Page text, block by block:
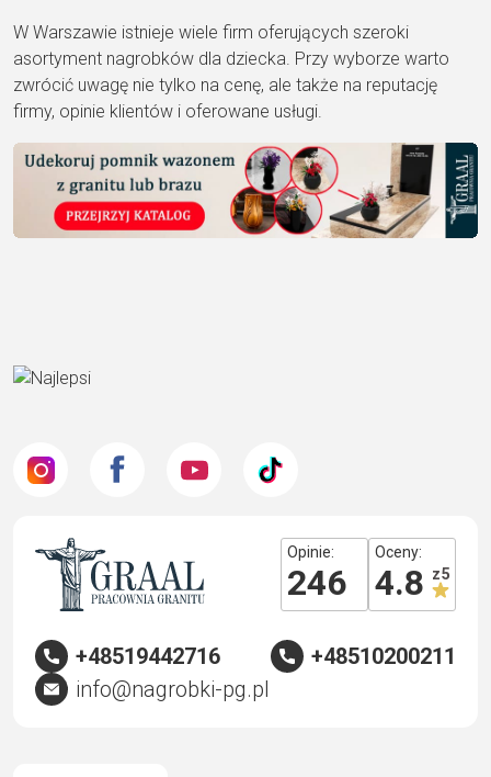
W Warszawie istnieje wiele firm oferujących szeroki
asortyment nagrobków dla dziecka. Przy wyborze warto
zwrócić uwagę nie tylko na cenę, ale także na reputację
firmy, opinie klientów i oferowane usługi.
Opinie:
246
Oceny:
4.8 z 5
+48519442716
+48510200211
info@nagrobki-pg.pl